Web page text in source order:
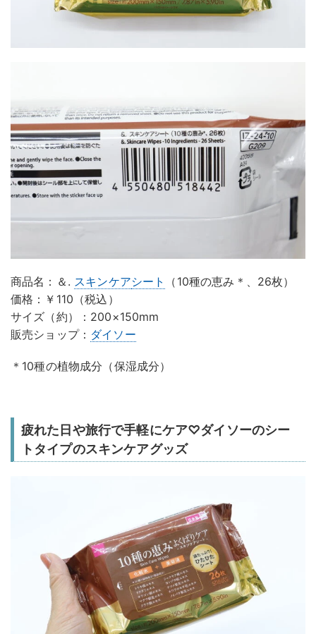
商品名：＆. スキンケアシート
（10種の恵み＊、26枚）
価格：￥110（税込）
サイズ（約）：200×150mm
販売ショップ： ダイソー
＊10種の植物成分（保湿成分）
疲れた日や旅行で手軽にケア♡ダイソーのシー
トタイプのスキンケアグッズ